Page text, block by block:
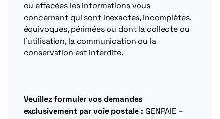
ou effacées les informations vous
concernant qui sont inexactes, incomplètes,
équivoques, périmées ou dont la collecte ou
l’utilisation, la communication ou la
conservation est interdite.
Veuillez formuler vos demandes
exclusivement par voie postale : GENPAIE –